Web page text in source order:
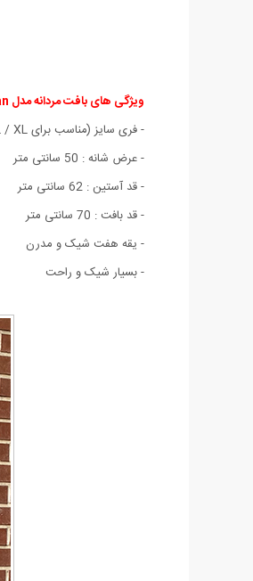
ویژگی های بافت مردانه مدل Nivan:
- فری سایز (مناسب برای L / XL)
- عرض شانه : 50 سانتی متر
- قد آستین : 62 سانتی متر
- قد بافت : 70 سانتی متر
- یقه هفت شیک و مدرن
- بسيار شيک و راحت